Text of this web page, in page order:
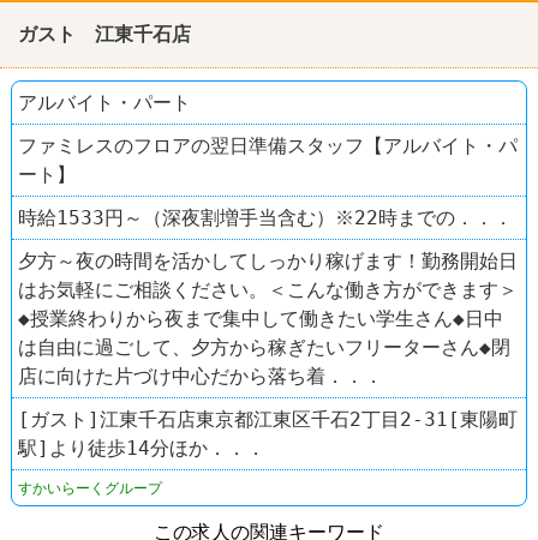
ガスト 江東千石店
アルバイト・パート
ファミレスのフロアの翌日準備スタッフ【アルバイト・パ
ート】
時給1533円～（深夜割増手当含む）※22時までの．．．
夕方～夜の時間を活かしてしっかり稼げます！勤務開始日
はお気軽にご相談ください。＜こんな働き方ができます＞
◆授業終わりから夜まで集中して働きたい学生さん◆日中
は自由に過ごして、夕方から稼ぎたいフリーターさん◆閉
店に向けた片づけ中心だから落ち着．．．
[ガスト]江東千石店東京都江東区千石2丁目2-31[東陽町
駅]より徒歩14分ほか．．．
すかいらーくグループ
この求人の関連キーワード